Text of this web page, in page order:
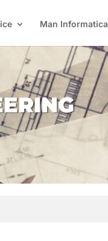
Man Informatica